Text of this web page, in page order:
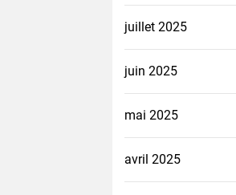
juillet 2025
juin 2025
mai 2025
avril 2025